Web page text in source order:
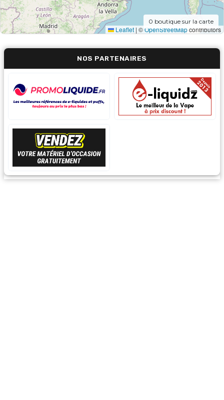
Leaflet | ©OpenStreetMapcontributors
0 boutique sur la carte
NOS PARTENAIRES